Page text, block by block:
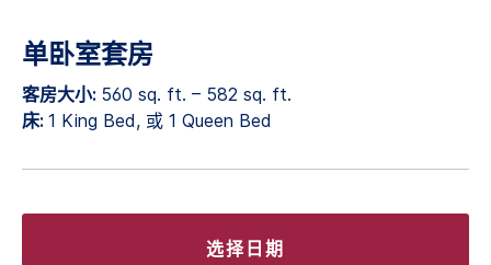
单卧室套房
客房大小: 560 sq. ft. – 582 sq. ft.
床: 1 King Bed, 或 1 Queen Bed
选择日期